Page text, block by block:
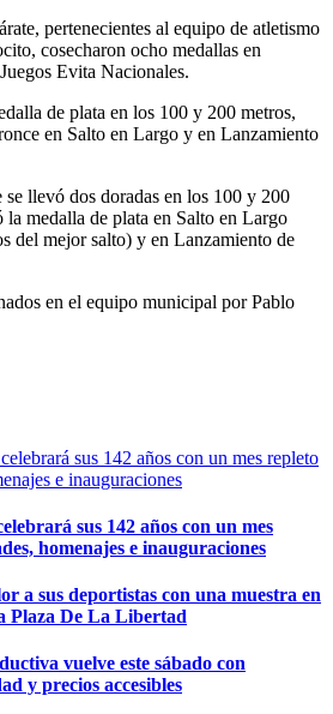
pertenecientes al equipo de atletismo
cosecharon ocho medallas en
Evita Nacionales.
de plata en los 100 y 200 metros,
en Salto en Largo y en Lanzamiento
se llevó dos doradas en los 100 y 200
la medalla de plata en Salto en Largo
del mejor salto) y en Lanzamiento de
en el equipo municipal por Pablo
sus 142 años con un mes
homenajes e inauguraciones
a sus deportistas con una muestra en
Plaza De La Libertad
vuelve este sábado con
y precios accesibles